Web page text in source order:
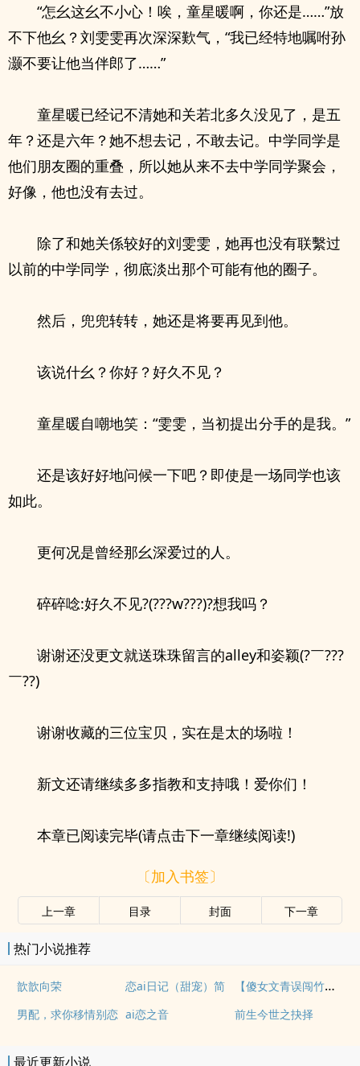
“怎幺这幺不小心！唉，童星暖啊，你还是……”放
不下他幺？刘雯雯再次深深歎气，“我已经特地嘱咐孙
灏不要让他当伴郎了……”
童星暖已经记不清她和关若北多久没见了，是五
年？还是六年？她不想去记，不敢去记。中学同学是
他们朋友圈的重叠，所以她从来不去中学同学聚会，
好像，他也没有去过。
除了和她关係较好的刘雯雯，她再也没有联繫过
以前的中学同学，彻底淡出那个可能有他的圈子。
然后，兜兜转转，她还是将要再见到他。
该说什幺？你好？好久不见？
童星暖自嘲地笑：“雯雯，当初提出分手的是我。”
还是该好好地问候一下吧？即使是一场同学也该
如此。
更何况是曾经那幺深爱过的人。
碎碎唸:好久不见?(???w???)?想我吗？
谢谢还没更文就送珠珠留言的alley和姿颖(?￣???
￣??)
谢谢收藏的三位宝贝，实在是太的场啦！
新文还请继续多多指教和支持哦！爱你们！
本章已阅读完毕(请点击下一章继续阅读!)
〔加入书签〕
上一章 目录 封面 下一章
热门小说推荐
歆歆向荣 恋ai日记（甜宠）简 【傻女文青误闯竹科】欢迎登ruOL Online（完）
男配，求你移情别恋 ai恋之音 前生今世之抉择
最近更新小说